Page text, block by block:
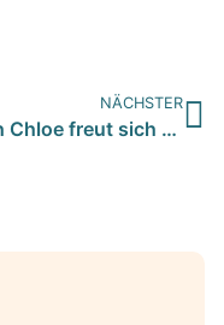
NÄCHSTER
Auch Chloe freut sich nun über ihr eigenes kuschliges Körbch…